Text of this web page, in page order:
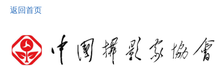
返回首页